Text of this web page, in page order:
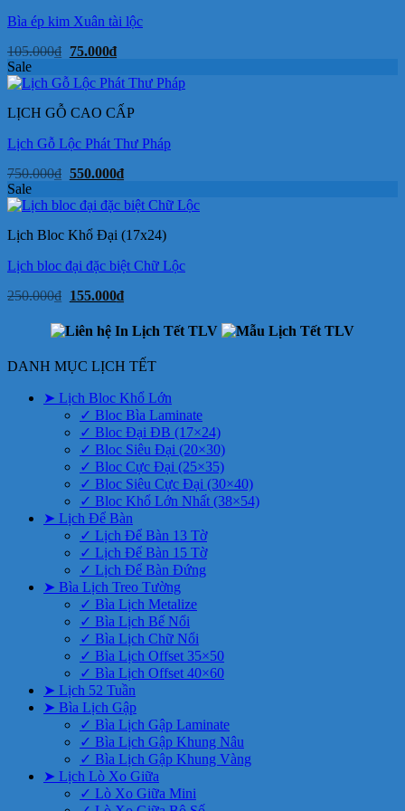
Bìa ép kim Xuân tài lộc
105.000₫ Giá
là:
105.000₫.
75.000₫Giá
tại
là:
75.000₫.
Sale
LỊCH GỖ CAO CẤP
Lịch Gỗ Lộc Phát Thư Pháp
750.000₫ Giá
là:
750.000₫.
550.000₫Giá
tại
là:
550.000₫.
Sale
Lịch Bloc Khổ Đại (17x24)
Lịch bloc đại đặc biệt Chữ Lộc
250.000₫ Giá
là:
250.000₫.
155.000₫Giá
tại
là:
155.000₫.
DANH MỤC LỊCH TẾT
➤ Lịch Bloc Khổ Lớn
✓ Bloc Bìa Laminate
✓ Bloc Đại ĐB (17×24)
✓ Bloc Siêu Đại (20×30)
✓ Bloc Cực Đại (25×35)
✓ Bloc Siêu Cực Đại (30×40)
✓ Bloc Khổ Lớn Nhất (38×54)
➤ Lịch Để Bàn
✓ Lịch Để Bàn 13 Tờ
✓ Lịch Để Bàn 15 Tờ
✓ Lịch Để Bàn Đứng
➤ Bìa Lịch Treo Tường
✓ Bìa Lịch Metalize
✓ Bìa Lịch Bế Nổi
✓ Bìa Lịch Chữ Nổi
✓ Bìa Lịch Offset 35×50
✓ Bìa Lịch Offset 40×60
➤ Lịch 52 Tuần
➤ Bìa Lịch Gập
✓ Bìa Lịch Gập Laminate
✓ Bìa Lịch Gập Khung Nâu
✓ Bìa Lịch Gập Khung Vàng
➤ Lịch Lò Xo Giữa
✓ Lò Xo Giữa Mini